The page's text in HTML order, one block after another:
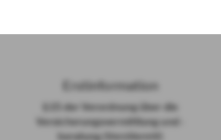
Erst­in­for­ma­ti­on
§ 15 der Ver­ord­nung über die
Ver­si­che­rungs­ver­mitt­lung und -​
beratung (Vers­VermV)